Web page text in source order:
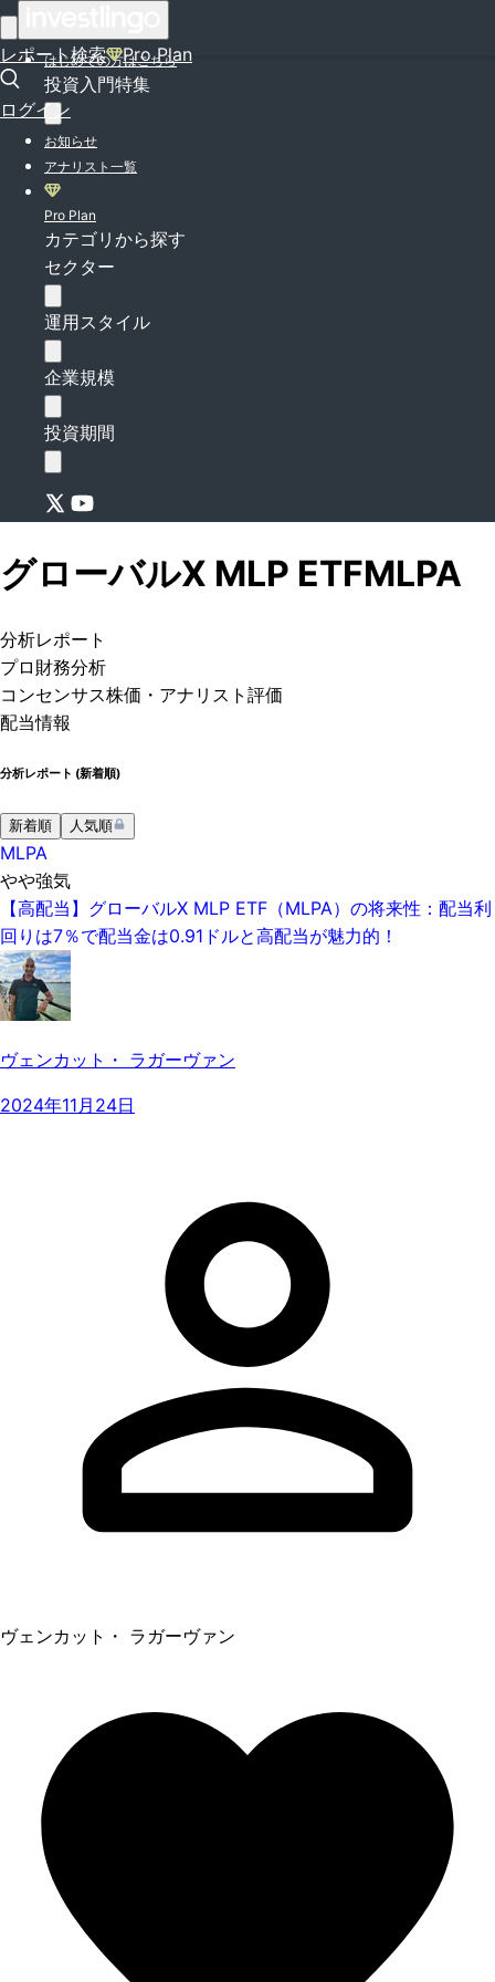
レポート検索 Pro Plan
ログイン
はじめての方はこちら
投資入門特集
お知らせ
アナリスト一覧
Pro Plan
カテゴリから探す
セクター
運用スタイル
企業規模
投資期間
グローバルX MLP ETFMLPA
分析レポート
プロ 財務分析
コンセンサス株価 ・アナリスト評価
配当情報
分析レポート (新着順)
新着順 人気順
MLPA
やや強気
【高配当】グローバルX MLP ETF（MLPA）の将来性：配当利
回りは7％で配当金は0.91ドルと高配当が魅力的！
ヴェンカット・ ラガーヴァン
2024年11月24日
ヴェンカット・ ラガーヴァン